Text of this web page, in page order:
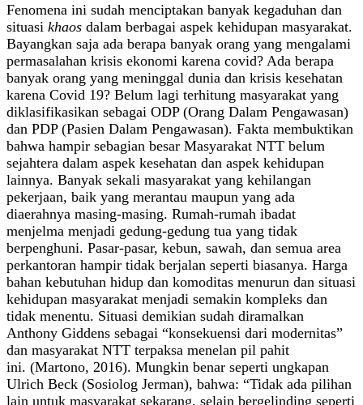
Fenomena ini sudah menciptakan banyak kegaduhan dan
situasi khaos dalam berbagai aspek kehidupan masyarakat.
Bayangkan saja ada berapa banyak orang yang mengalami
permasalahan krisis ekonomi karena covid? Ada berapa
banyak orang yang meninggal dunia dan krisis kesehatan
karena Covid 19? Belum lagi terhitung masyarakat yang
diklasifikasikan sebagai ODP (Orang Dalam Pengawasan)
dan PDP (Pasien Dalam Pengawasan). Fakta membuktikan
bahwa hampir sebagian besar Masyarakat NTT belum
sejahtera dalam aspek kesehatan dan aspek kehidupan
lainnya. Banyak sekali masyarakat yang kehilangan
pekerjaan, baik yang merantau maupun yang ada
diaerahnya masing-masing. Rumah-rumah ibadat
menjelma menjadi gedung-gedung tua yang tidak
berpenghuni. Pasar-pasar, kebun, sawah, dan semua area
perkantoran hampir tidak berjalan seperti biasanya. Harga
bahan kebutuhan hidup dan komoditas menurun dan situasi
kehidupan masyarakat menjadi semakin kompleks dan
tidak menentu. Situasi demikian sudah diramalkan
Anthony Giddens sebagai “konsekuensi dari modernitas”
dan masyarakat NTT terpaksa menelan pil pahit
ini. (Martono, 2016). Mungkin benar seperti ungkapan
Ulrich Beck (Sosiolog Jerman), bahwa: “Tidak ada pilihan
lain untuk masyarakat sekarang, selain bergelinding seperti